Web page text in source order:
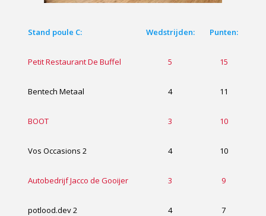
Stand poule C: Wedstrijden: Punten:
Petit Restaurant De Buffel 5 15
Bentech Metaal 4 11
BOOT 3 10
Vos Occasions 2 4 10
Autobedrijf Jacco de Gooijer 3 9
potlood.dev 2 4 7